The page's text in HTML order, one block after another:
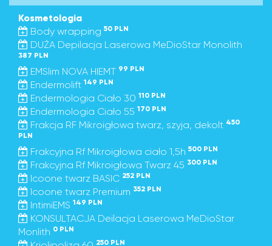
Kosmetologia
Body wrapping 50 PLN
DUŻA Depilacja Laserowa MeDioStar Monolith
387 PLN
EMSlim NOVA HIEMT 99 PLN
Endermolift 149 PLN
Endermologia Ciało 30 110 PLN
Endermologia Ciało 55 170 PLN
Frakcja RF Mikroigłowa twarz, szyja, dekolt 450
PLN
Frakcyjna Rf Mikroigłowa ciało 1,5h 500 PLN
Frakcyjna Rf Mikroigłowa Twarz 45 300 PLN
Icoone twarz BASIC 252 PLN
Icoone twarz Premium 352 PLN
IntimiEMS 149 PLN
KONSULTACJA Deilacja Laserowa MeDioStar
Monlith 0 PLN
250 PLN